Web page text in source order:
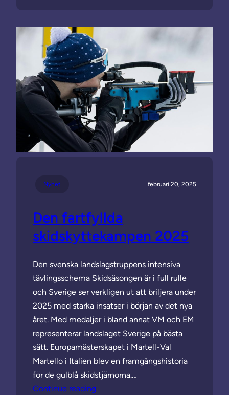
Nyhet februari 20, 2025
Den fartfyllda
skidskyttekampen 2025
Den svenska landslagstruppens intensiva
tävlingsschema Skidsäsongen är i full rulle
och Sverige ser verkligen ut att briljera under
2025 med starka insatser i början av det nya
året. Med medaljer i bland annat VM och EM
representerar landslaget Sverige på bästa
sätt. Europamästerskapet i Martell-Val
Martello i Italien blev en framgångshistoria
för de gulblå skidstjärnorna.…
Continue reading